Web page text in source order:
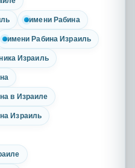
имени Рабина
имени Рабина Израиль
Израиль
в Израиле
Израиль